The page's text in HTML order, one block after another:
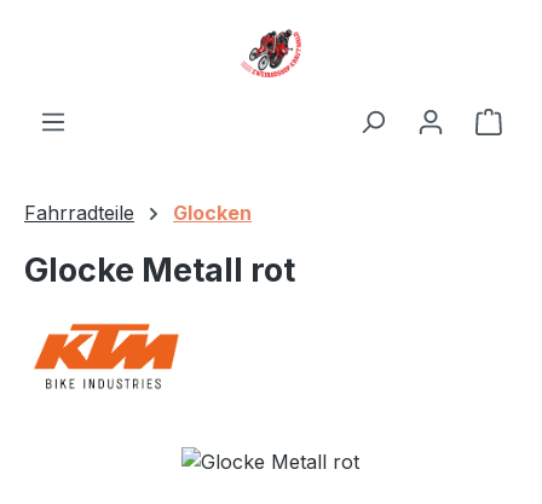
Fahrradteile Glocken
Glocke Metall rot
Bildergalerie überspringen